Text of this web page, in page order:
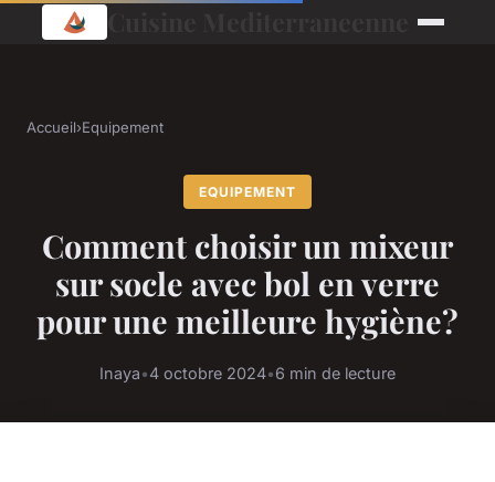
Accueil›Equipement
EQUIPEMENT
Comment choisir un mixeur
sur socle avec bol en verre
pour une meilleure hygiène?
Inaya•4 octobre 2024•6 min de lecture